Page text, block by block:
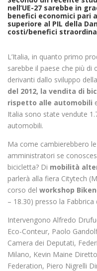
nell’UE-27 sarebbe in
benefici economici pari
superiore al PIL della
costi/benefici
L’Italia, in quanto primo
sarebbe il paese che più
derivanti dallo sviluppo
del 2012, la vendita di
rispetto alle automobili
Italia sono state vendute
automobili.
Ma come cambierebbero
amministratori se
bicicletta? Di mobilità
parlerà alla fiera Citytech
corso del workshop
– 18.30) presso la Fabbrica
Intervengono Alfredo
Eco-Conteur, Paolo
Camera dei Deputati,
Milano, Kevin Maine
Federation, Piero Nigrelli